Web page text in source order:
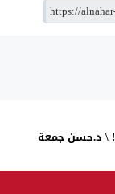
\ د.حسن جمعة